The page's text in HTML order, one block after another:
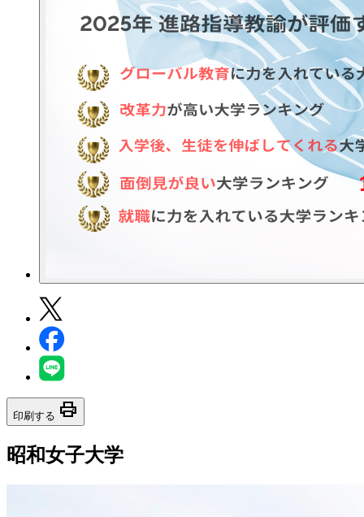
印刷する print
昭和女子大学